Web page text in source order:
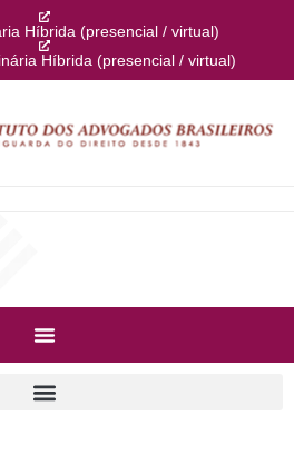
Híbrida (presencial / virtual)
Híbrida (presencial / virtual)